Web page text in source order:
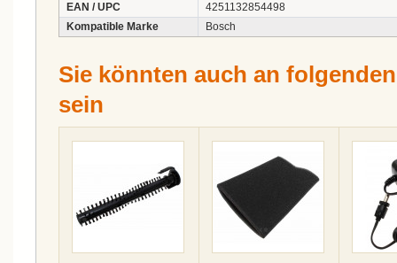
EAN / UPC
4251132854498
Kompatible Marke
Bosch
Sie könnten auch an
sein